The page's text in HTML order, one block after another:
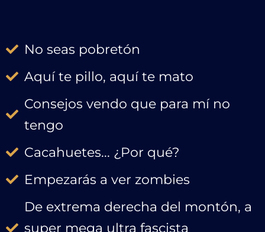
No seas pobretón
Aquí te pillo, aquí te mato
Consejos vendo que para mí no
tengo
Cacahuetes... ¿Por qué?
Empezarás a ver zombies
De extrema derecha del montón, a
super mega ultra fascista